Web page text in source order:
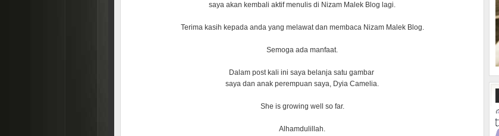
saya akan kembali aktif menulis di Nizam Malek Blog lagi.
Terima kasih kepada anda yang melawat dan membaca Nizam Malek Blog.
Semoga ada manfaat.
Dalam post kali ini saya belanja satu gambar
saya dan anak perempuan saya, Dyia Camelia.
She is growing well so far.
Alhamdulillah.